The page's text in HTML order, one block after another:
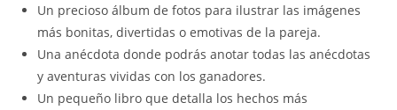
Un precioso álbum de fotos para ilustrar las imágenes
más bonitas, divertidas o emotivas de la pareja.
Una anécdota donde podrás anotar todas las anécdotas
y aventuras vividas con los ganadores.
Un pequeño libro que detalla los hechos más